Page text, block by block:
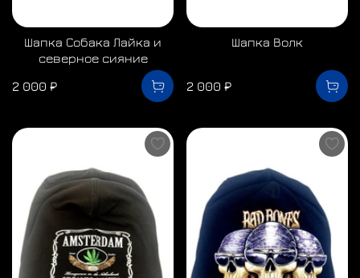
Шапка Собака Лайка и
северное сияние
2 000 ₽
Шапка Волк
2 000 ₽